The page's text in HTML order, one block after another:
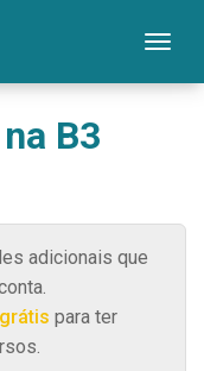
B3
adicionais que
grátis para ter